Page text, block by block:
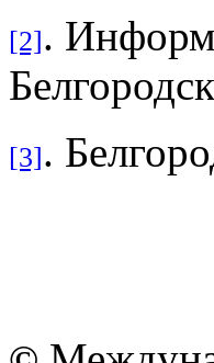
[2].
[3].